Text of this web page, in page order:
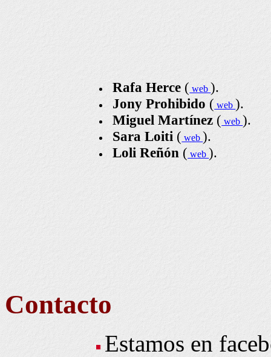
Rafa Herce ( web ).
Jony Prohibido (web ).
Miguel Martínez ( web ).
Sara Loiti ( web ).
Loli Reñón ( web ).
Contacto
Estamos en